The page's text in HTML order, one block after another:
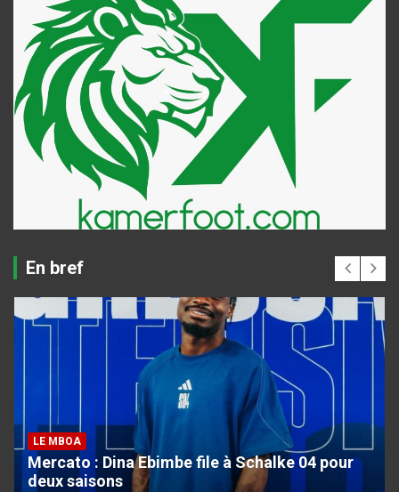
En bref
LE MBOA
Mercato : Dina Ebimbe file à Schalke 04 pour
deux saisons